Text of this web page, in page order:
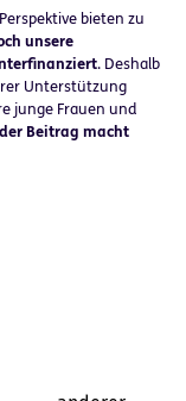
bieten zu
unsere
. Deshalb
Unterstützung
junge Frauen und
Beitrag macht